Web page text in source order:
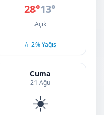
28°13°
Açık
💧 2% Yağış
Cuma
21 Ağu
☀️